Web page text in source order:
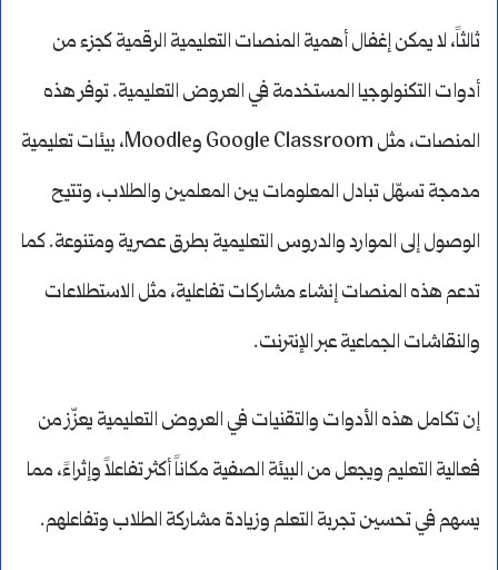
ثالثاً، لا يمكن إغفال أهمية المنصات التعليمية الرقمية كجزء من
أدوات التكنولوجيا المستخدمة في العروض التعليمية. توفر هذه
المنصات، مثل Google Classroom وMoodle، بيئات تعليمية
مدمجة تسهّل تبادل المعلومات بين المعلمين والطلاب، وتتيح
الوصول إلى الموارد والدروس التعليمية بطرق عصرية ومتنوعة. كما
تدعم هذه المنصات إنشاء مشاركات تفاعلية، مثل الاستطلاعات
والنقاشات الجماعية عبر الإنترنت.
إن تكامل هذه الأدوات والتقنيات في العروض التعليمية يعزّز من
فعالية التعليم ويجعل من البيئة الصفية مكاناً أكثر تفاعلاً وإثراءً، مما
يسهم في تحسين تجربة التعلم وزيادة مشاركة الطلاب وتفاعلهم.